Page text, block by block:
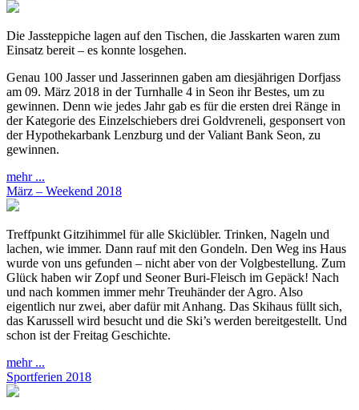
Die Jassteppiche lagen auf den Tischen, die Jasskarten waren zum
Einsatz bereit – es konnte losgehen.
Genau 100 Jasser und Jasserinnen gaben am diesjährigen Dorfjass
am 09. März 2018 in der Turnhalle 4 in Seon ihr Bestes, um zu
gewinnen. Denn wie jedes Jahr gab es für die ersten drei Ränge in
der Kategorie des Einzelschiebers drei Goldvreneli, gesponsert von
der Hypothekarbank Lenzburg und der Valiant Bank Seon, zu
gewinnen.
mehr ...
März – Weekend 2018
Treffpunkt Gitzihimmel für alle Skiclübler. Trinken, Nageln und
lachen, wie immer. Dann rauf mit den Gondeln. Den Weg ins Haus
wurde von uns gefunden – nicht aber von der Volgbestellung. Zum
Glück haben wir Zopf und Seoner Buri-Fleisch im Gepäck! Nach
und nach kommen immer mehr Treuhänder der Agro. Also
eigentlich nur zwei, aber dafür mit Anhang. Das Skihaus füllt sich,
das Karussell wird besucht und die Ski’s werden bereitgestellt. Und
schon ist der Freitag Geschichte.
mehr ...
Sportferien 2018